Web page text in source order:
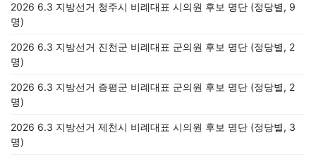
2026 6.3 지방선거 청주시 비례대표 시의원 후보 명단 (정당별, 9
명)
2026 6.3 지방선거 진천군 비례대표 군의원 후보 명단 (정당별, 2
명)
2026 6.3 지방선거 증평군 비례대표 군의원 후보 명단 (정당별, 2
명)
2026 6.3 지방선거 제천시 비례대표 시의원 후보 명단 (정당별, 3
명)